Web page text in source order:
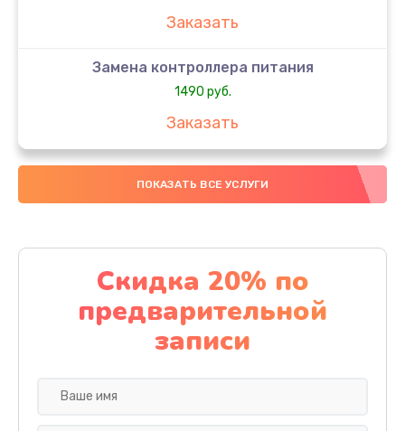
Заказать
Замена контроллера питания
1490 руб.
Заказать
Замена южного моста
2885 руб.
Чистка от пыли
1090 руб.
Заказать
ПОКАЗАТЬ ВСЕ УСЛУГИ
Скидка 20% по
предварительной
записи